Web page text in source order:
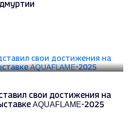
свои достижения на
AQUAFLAME-2025